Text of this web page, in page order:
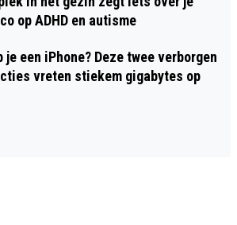
op ADHD en autisme
je een iPhone? Deze twee verborgen
vreten stiekem gigabytes op